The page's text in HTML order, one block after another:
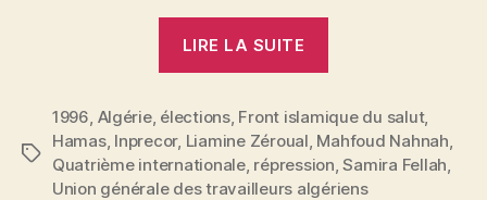
LIRE LA SUITE
Algérie.
L’armée,
la
Étiquettes
1996, Algérie, élections, Front islamique du salut,
Hamas, Inprecor, Liamine Zéroual, Mahfoud Nahnah,
Quatrième internationale, répression,Samira Fellah,
Union générale des travailleurs algériens